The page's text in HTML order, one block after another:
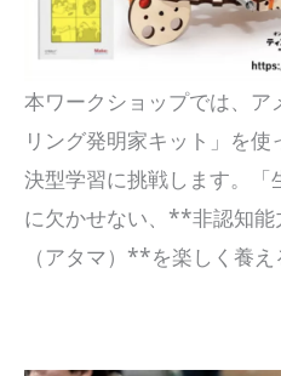
本ワークショップでは、ア
リング発明家キット」を
決型学習に挑戦します。
に欠かせない、**非認知能
（アタマ）**を楽しく養え